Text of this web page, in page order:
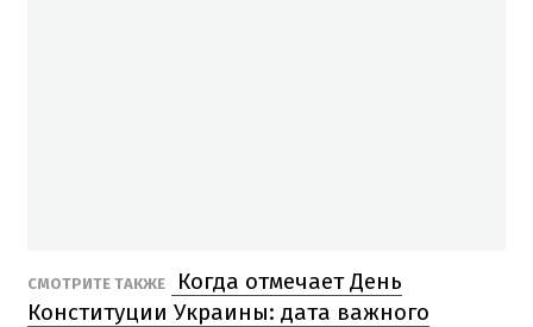
СМОТРИТЕ ТАКЖЕ
Когда отмечает День
Конституции Украины: дата важного